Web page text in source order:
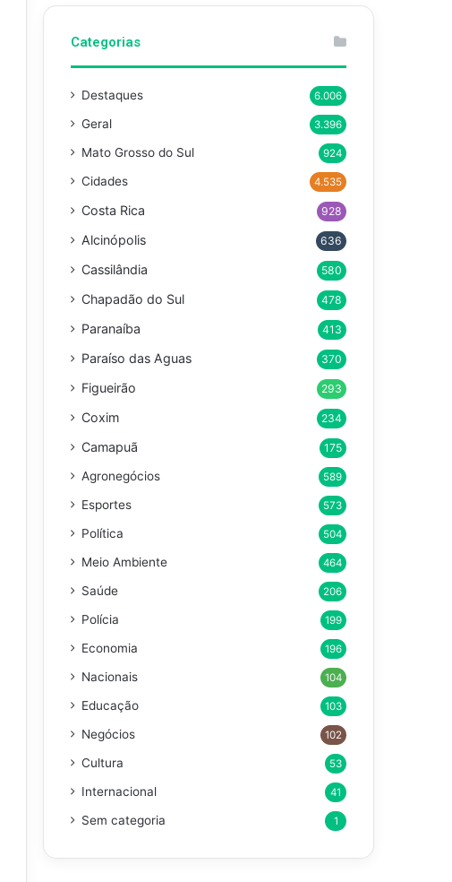
Categorias
Destaques 6.006
Geral 3.396
Mato Grosso do Sul 924
Cidades 4.535
Costa Rica 928
Alcinópolis 636
Cassilândia 580
Chapadão do Sul 478
Paranaíba 413
Paraíso das Aguas 370
Figueirão 293
Coxim 234
Camapuã 175
Agronegócios 589
Esportes 573
Política 504
Meio Ambiente 464
Saúde 206
Polícia 199
Economia 196
Nacionais 104
Educação 103
Negócios 102
Cultura 53
Internacional 41
Sem categoria 1